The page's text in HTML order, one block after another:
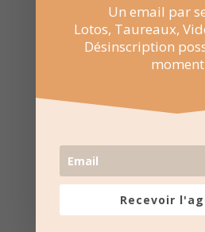
Envoyer par E-mail
 PAS
Suivez la
pour
Un email par
Lotos, Taureaux,
Désinscription
moment
Recevoir